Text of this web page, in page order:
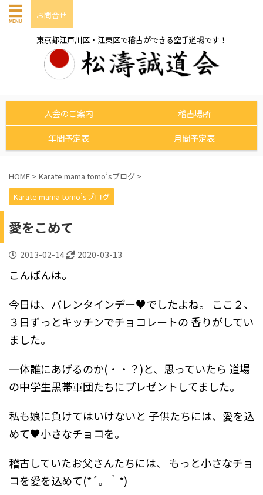
お問合せ
東京都江戸川区・江東区で稽古ができる空手道場です！
入会のご案内
稽古場所
年間予定表
月間予定表
HOME > Karate mama tomo’sブログ >
Karate mama tomo’sブログ
愛をこめて
2013-02-14 2020-03-13
こんばんは。
今日は、バレンタインデー♥でしたよね。
ここ２、
３日ずっとキッチンでチョコレートの香りがしてい
ました。
一体誰にあげるのか(・・？)と、思っていたら 道場
の中学生黒帯軍団たちにプレゼントしてました。
私も娘に負けてはいけないと 子供たちには、愛を込
めて♥小さなチョコを。
稽古していたお父さんたちには、
もっと小さなチョ
コを愛を込めて(*´。｀*)